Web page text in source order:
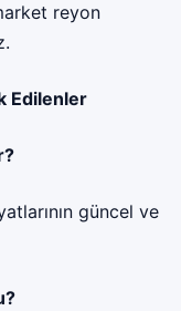
reyon
Edilenler
güncel ve